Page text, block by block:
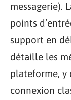
messagerie).
points
support en
détaille les
plateforme, y
connexion